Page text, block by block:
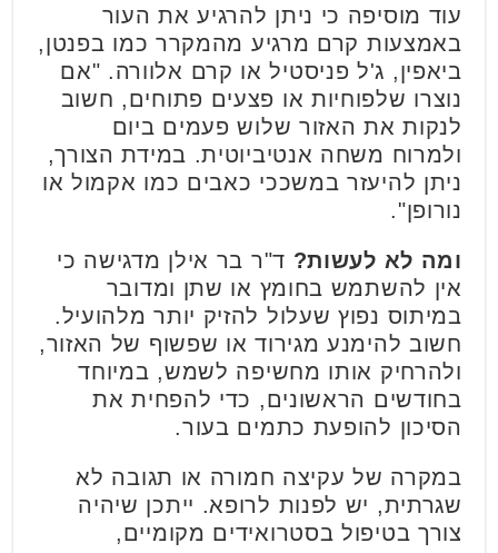
עוד מוסיפה כי ניתן להרגיע את העור
באמצעות קרם מרגיע מהמקרר כמו בפנטן,
ביאפין, ג'ל פניסטיל או קרם אלוורה. "אם
נוצרו שלפוחיות או פצעים פתוחים, חשוב
לנקות את האזור שלוש פעמים ביום
ולמרוח משחה אנטיביוטית. במידת הצורך,
ניתן להיעזר במשככי כאבים כמו אקמול או
נורופן".
ומה לא לעשות? ד"ר בר אילן מדגישה כי
אין להשתמש בחומץ או שתן ומדובר
במיתוס נפוץ שעלול להזיק יותר מלהועיל.
חשוב להימנע מגירוד או שפשוף של האזור,
ולהרחיק אותו מחשיפה לשמש, במיוחד
בחודשים הראשונים, כדי להפחית את
הסיכון להופעת כתמים בעור.
במקרה של עקיצה חמורה או תגובה לא
שגרתית, יש לפנות לרופא. ייתכן שיהיה
צורך בטיפול בסטרואידים מקומיים,